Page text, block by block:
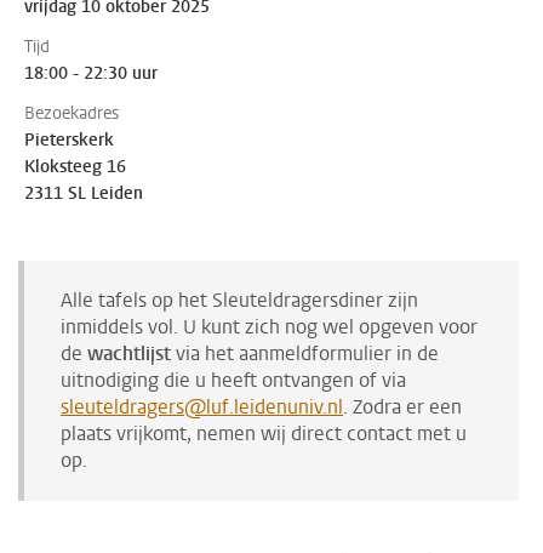
vrijdag 10 oktober 2025
Tijd
18:00 - 22:30 uur
Bezoekadres
Pieterskerk
Kloksteeg 16
2311 SL Leiden
Alle tafels op het Sleuteldragersdiner zijn
inmiddels vol. U kunt zich nog wel opgeven voor
de wachtlijstvia het aanmeldformulier in de
uitnodiging die u heeft ontvangen of via
sleuteldragers@luf.leidenuniv.nl. Zodra er een
plaats vrijkomt, nemen wij direct contact met u
op.